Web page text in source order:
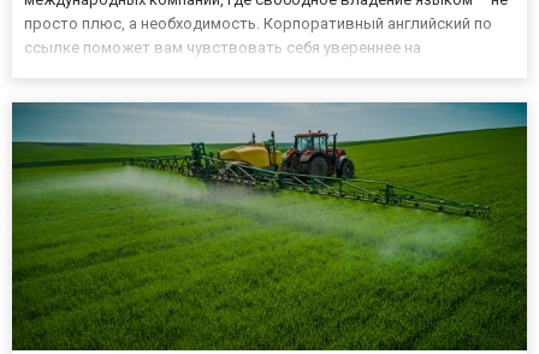
просто плюс, а необходимость. Корпоративный английский по
ссылке поможет вам чувствовать себя увереннее на
помогает преодолеть с...